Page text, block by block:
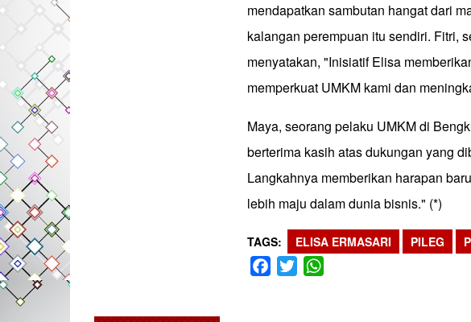
mendapatkan sambutan hangat dari
kalangan perempuan itu sendiri. Fitri,
menyatakan, "Inisiatif Elisa
memperkuat UMKM kami dan
Maya, seorang pelaku UMKM di
berterima kasih atas dukungan yang
Langkahnya memberikan harapan
lebih maju dalam dunia bisnis." (*)
TAGS ELISA ERMASARI PILEG
Facebook
Twitter